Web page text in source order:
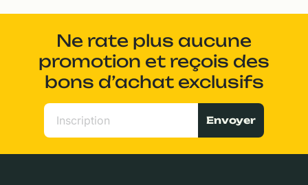
Ne rate plus aucune
promotion et reçois des
bons d’achat exclusifs
Envoyer